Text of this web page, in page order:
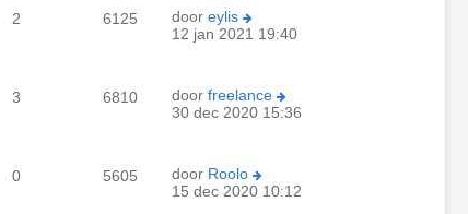
2 6125 door eylis
12 jan 2021 19:40
3 6810 door freelance
30 dec 2020 15:36
0 5605 door Roolo
15 dec 2020 10:12